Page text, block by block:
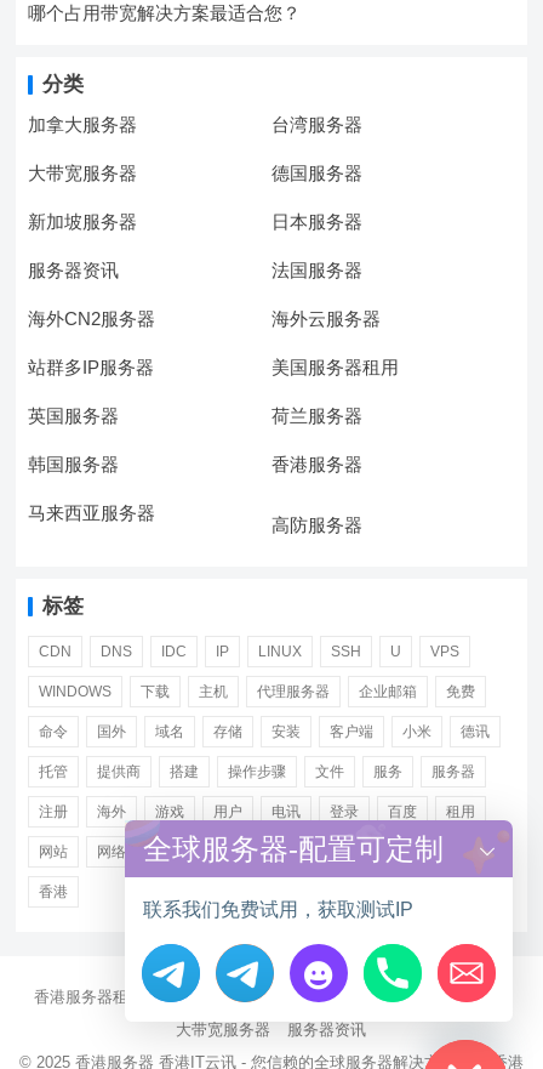
哪个占用带宽解决方案最适合您？
分类
加拿大服务器 台湾服务器
大带宽服务器 德国服务器
新加坡服务器 日本服务器
服务器资讯 法国服务器
海外CN2服务器 海外云服务器
站群多IP服务器 美国服务器租用
英国服务器 荷兰服务器
韩国服务器 香港服务器
马来西亚服务器
高防服务器
标签
CDN DNS IDC IP LINUX SSH U VPS
WINDOWS 下载 主机 代理服务器 企业邮箱 免费
命令 国外 域名 存储 安装 客户端 小米 德讯
托管 提供商 搭建 操作步骤 文件 服务 服务器
注册 海外 游戏 用户 电讯 登录 百度 租用
网站 网络 腾讯 虚拟主机 证书 配置 阿里
香港
香港服务器租用 海外CN2服务器 站群多IP服务器
海外云服务器
大带宽服务器
服务器资讯
© 2025 香港服务器 香港IT云讯 - 您信赖的全球服务器解决方案伙伴 香港
Hide chaty
全球服务器-配置可定制
联系我们免费试用，获取测试IP